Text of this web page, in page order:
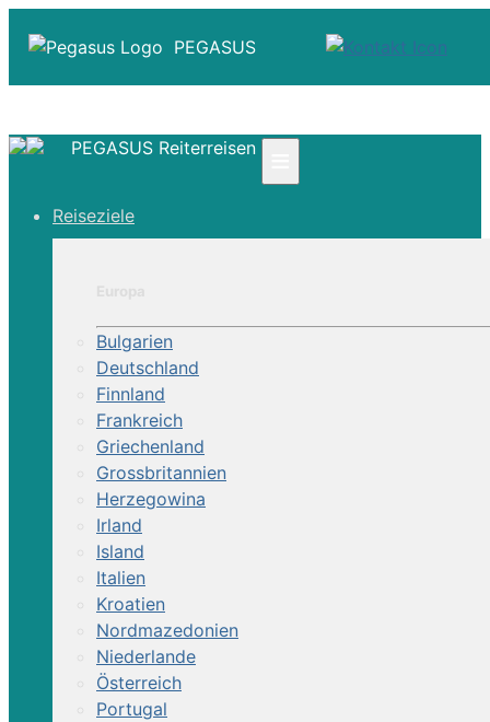
PEGASUS
☎ Deutschland 0800 - 505 18 01
Über Uns
PEGASUS Reiterreisen
Reiseziele
Bulgarien
Deutschland
Finnland
Frankreich
Griechenland
Grossbritannien
Herzegowina
Irland
Island
Italien
Kroatien
Nordmazedonien
Niederlande
Österreich
Portugal